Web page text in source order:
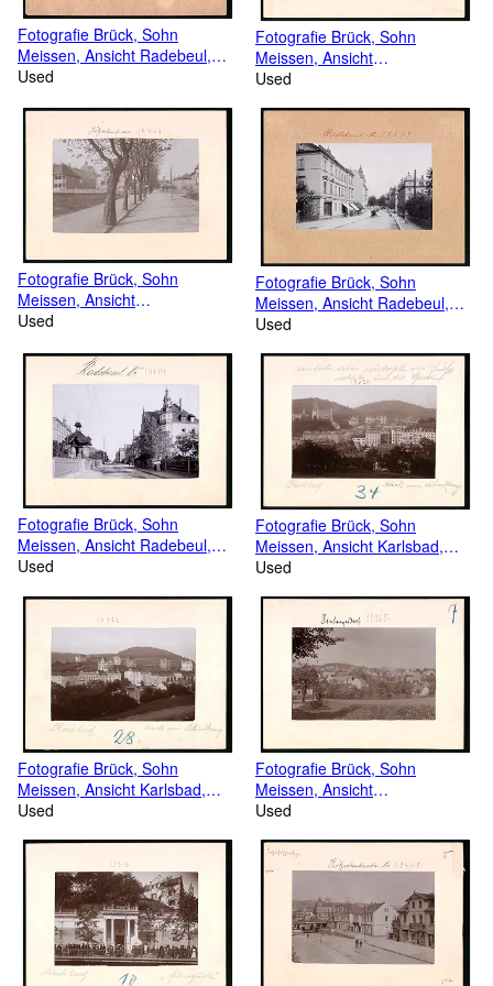
Fotografie Brück, Sohn
Meissen, Ansicht Radebeul,
Bahnhofstrasse am
Used
Fotografie Brück, Sohn
Meissen, Ansicht
Kötzschenbroda, Grenzstrasse
Winkler
Used
Fotografie Brück, Sohn
Meissen, Ansicht
Kötzschenbroda, Radebeul,
Lamsbachstrasse,
Wohnhäuser
Used
Fotografie Brück, Sohn
Meissen, Ansicht Radebeul,
Blick in die Bahnhofstrasse am
Used
Fotografie Brück, Sohn
Meissen, Ansicht Radebeul,
Strassenpartie am Rathaus
Used
Fotografie Brück, Sohn
Meissen, Ansicht Karlsbad,
Blick auf die alten Wiesen mit
Württemberg
Used
Fotografie Brück, Sohn
Meissen, Ansicht Karlsbad,
Blick vom Schindlerweg auf die
Used
Fotografie Brück, Sohn
Meissen, Ansicht
Hintergersdorf, Blick auf den
Used